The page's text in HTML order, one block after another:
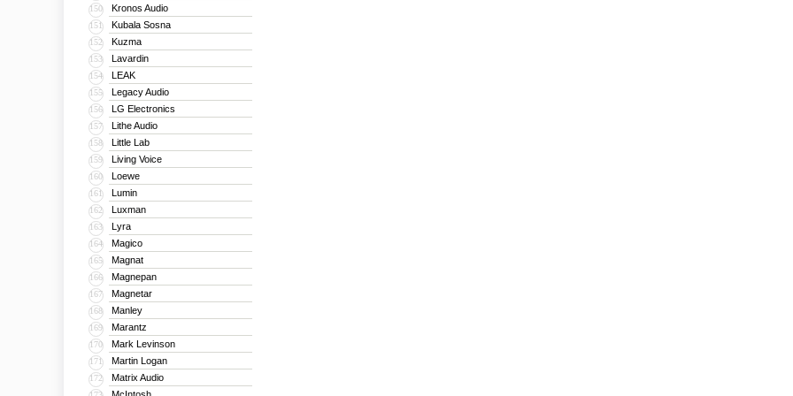
150 Kronos Audio
151 Kubala Sosna
152 Kuzma
153 Lavardin
154 LEAK
155 Legacy Audio
156 LG Electronics
157 Lithe Audio
158 Little Lab
159 Living Voice
160 Loewe
161 Lumin
162 Luxman
163 Lyra
164 Magico
165 Magnat
166 Magnepan
167 Magnetar
168 Manley
169 Marantz
170 Mark Levinson
171 Martin Logan
172 Matrix Audio